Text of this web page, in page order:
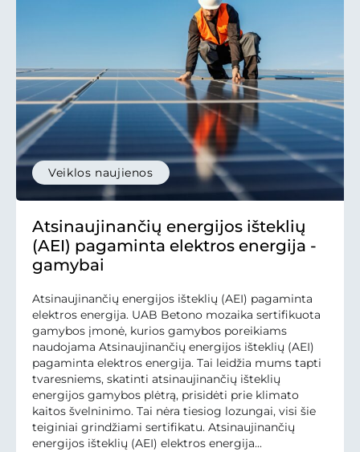
Veiklos naujienos
Atsinaujinančių energijos išteklių
(AEI) pagaminta elektros energija -
gamybai
Atsinaujinančių energijos išteklių (AEI) pagaminta
elektros energija. UAB Betono mozaika sertifikuota
gamybos įmonė, kurios gamybos poreikiams
naudojama Atsinaujinančių energijos išteklių (AEI)
pagaminta elektros energija. Tai leidžia mums tapti
tvaresniems, skatinti atsinaujinančių išteklių
energijos gamybos plėtrą, prisidėti prie klimato
kaitos švelninimo. Tai nėra tiesiog lozungai, visi šie
teiginiai grindžiami sertifikatu. Atsinaujinančių
energijos išteklių (AEI) elektros energija...